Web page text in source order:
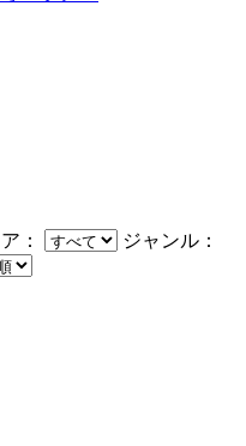
：
ジャンル：